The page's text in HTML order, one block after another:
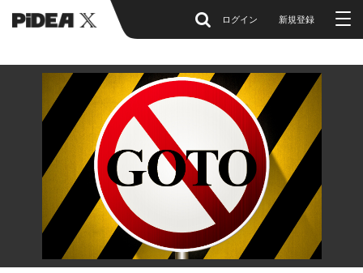
ログイン 新規登録